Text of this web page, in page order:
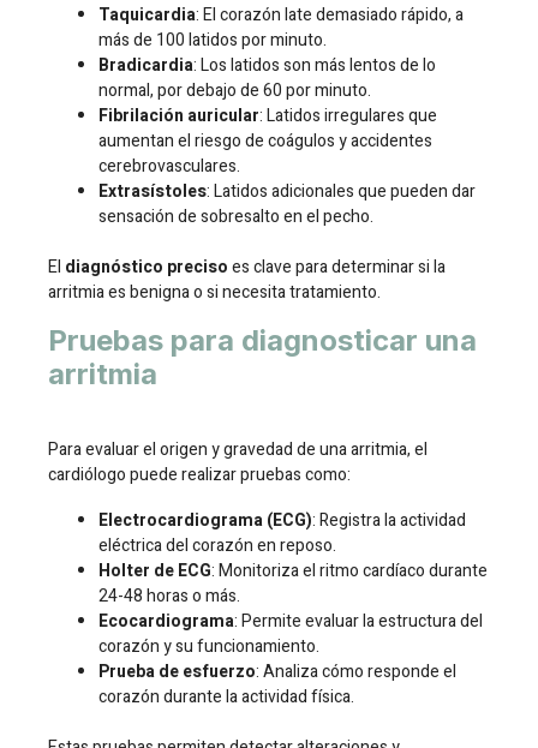
Taquicardia: El corazón late demasiado rápido, a
más de 100 latidos por minuto.
Bradicardia: Los latidos son más lentos de lo
normal, por debajo de 60 por minuto.
Fibrilación auricular: Latidos irregulares que
aumentan el riesgo de coágulos y accidentes
cerebrovasculares.
Extrasístoles: Latidos adicionales que pueden dar
sensación de sobresalto en el pecho.
El diagnóstico precisoes clave para determinar si la
arritmia es benigna o si necesita tratamiento.
Pruebas para diagnosticar una
arritmia
Para evaluar el origen y gravedad de una arritmia, el
cardiólogo puede realizar pruebas como:
Electrocardiograma (ECG): Registra la actividad
eléctrica del corazón en reposo.
Holter de ECG: Monitoriza el ritmo cardíaco durante
24-48 horas o más.
Ecocardiograma: Permite evaluar la estructura del
corazón y su funcionamiento.
Prueba de esfuerzo: Analiza cómo responde el
corazón durante la actividad física.